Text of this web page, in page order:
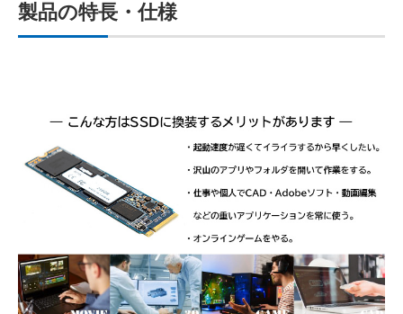
製品の特長・仕様